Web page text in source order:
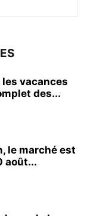
vacances
des...
le marché est
août...